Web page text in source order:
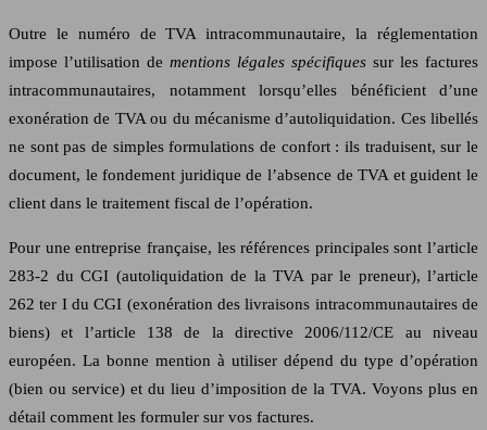
Outre le numéro de TVA intracommunautaire, la réglementation
impose l’utilisation de mentions légales spécifiques sur les factures
intracommunautaires, notamment lorsqu’elles bénéficient d’une
exonération de TVA ou du mécanisme d’autoliquidation. Ces libellés
ne sont pas de simples formulations de confort : ils traduisent, sur le
document, le fondement juridique de l’absence de TVA et guident le
client dans le traitement fiscal de l’opération.
Pour une entreprise française, les références principales sont l’article
283‑2 du CGI (autoliquidation de la TVA par le preneur), l’article
262 ter I du CGI (exonération des livraisons intracommunautaires de
biens) et l’article 138 de la directive 2006/112/CE au niveau
européen. La bonne mention à utiliser dépend du type d’opération
(bien ou service) et du lieu d’imposition de la TVA. Voyons plus en
détail comment les formuler sur vos factures.